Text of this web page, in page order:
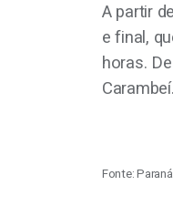
A partir
e final,
horas.
Carambeí.
Fonte: